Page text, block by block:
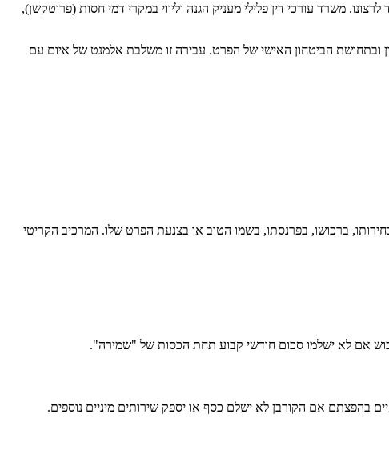
שנות מאסר, המתמקדת בהנעת אדם לפעולה בניגוד לרצונו. משרד עורכי דין פלילי מעניק הגנה וליווי במקרי דמי חסות (פרוטקשן),
ובתחושת הביטחון האישי של הפרט. עבירה זו משלבת אלמנט של איום עם
בחירותו, ברכושו, בפרנסתו, בשמו הטוב או בצנעת הפרט שלו. המרכיב הקריטי
אם לא ישלמו סכום חודשי קבוע תחת הכסות של "שמירה".
בהפצתם אם הקורבן לא ישלם כסף או יספק שירותים מיניים נוספים.